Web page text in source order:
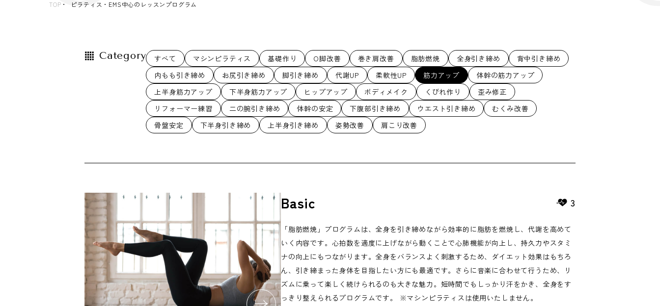
TOP ピラティス・EMS中心のレッスンプログラム
Category すべて マシンピラティス 基礎作り O脚改善 巻き肩改善 脂肪燃焼 全身引き締め
背中引き締め
内もも引き締め
お尻引き締め 脚引き締め 代謝UP 柔軟性UP 筋力アップ
体幹の筋力アップ
上半身筋力アップ
下半身筋力アップ ヒップアップ ボディメイク くびれ作り
歪み修正
リフォーマー練習
二の腕引き締め 体幹の安定 下腹部引き締め ウエスト引き締め
むくみ改善
骨盤安定
下半身引き締め 上半身引き締め 姿勢改善 肩こり改善
Basic 3
「脂肪燃焼」プログラムは、全身を引き締めながら効率的に脂肪を燃焼し、代謝を高めて
いく内容です。心拍数を適度に上げながら動くことで心肺機能が向上し、持久力やスタミ
ナの向上にもつながります。全身をバランスよく刺激するため、ダイエット効果はもちろ
ん、引き締まった身体を目指したい方にも最適です。さらに音楽に合わせて行うため、リ
ズムに乗って楽しく続けられるのも大きな魅力。短時間でもしっかり汗をかき、全身をす
っきり整えられるプログラムです。 ※マシンピラティスは使用いたしません。